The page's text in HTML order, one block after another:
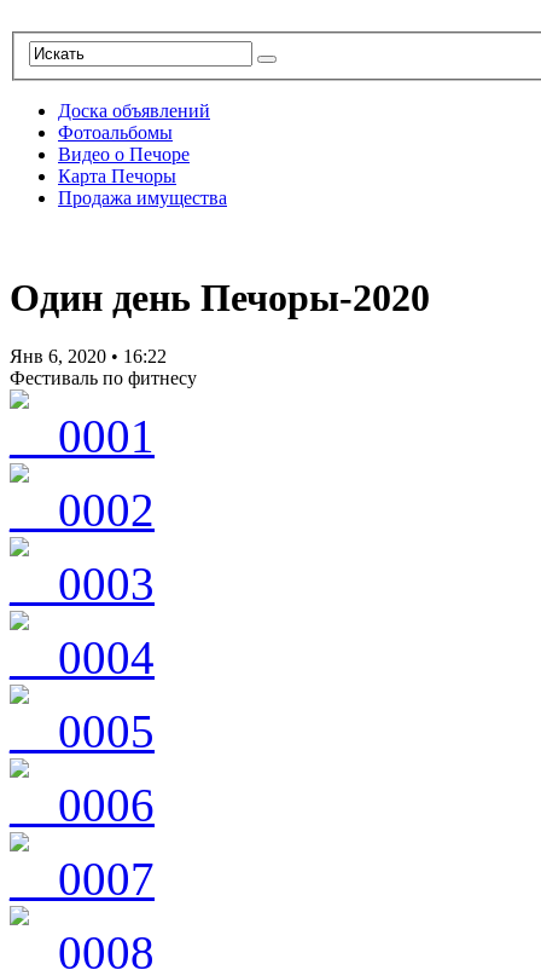
Доска объявлений
Фотоальбомы
Видео о Печоре
Карта Печоры
Продажа имущества
Один день Печоры-2020
Янв 6, 2020 • 16:22
Фестиваль по фитнесу